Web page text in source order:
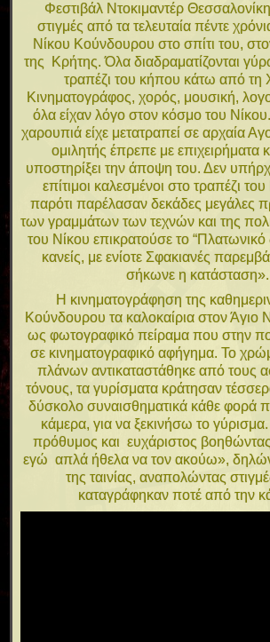
Φεστιβάλ Ντοκιμαντέρ
στιγμές από τα τελευταία πέντε
Νίκου Κούνδουρου στο σπίτι του,
της Κρήτης. Όλα διαδραματίζονται
τραπέζι του κήπου κάτω από τη
Κινηματογράφος, χορός, μουσική,
όλα είχαν λόγο στον κόσμο του
χαρουπιά είχε μετατραπεί σε αρχαία
ομιλητής έπρεπε με επιχειρήματα
υποστηρίξει την άποψη του. Δεν
επίτιμοι καλεσμένοι στο τραπέζι
παρότι παρέλασαν δεκάδες μεγάλες
των γραμμάτων των τεχνών και της
του Νίκου επικρατούσε το “Πλατωνικό
κανείς, με ενίοτε Σφακιανές
σήκωνε η κατάσταση».
Η κινηματογράφηση της
Κούνδουρου τα καλοκαίρια στον Άγιο
ως φωτογραφικό πείραμα που στην
σε κινηματογραφικό αφήγημα. Το
πλάνων αντικαταστάθηκε από τους
τόνους, τα γυρίσματα κράτησαν
δύσκολο συναισθηματικά κάθε φορά
κάμερα, για να ξεκινήσω το
πρόθυμος και ευχάριστος
εγώ απλά ήθελα να τον ακούω»,
της ταινίας, αναπολώντας
καταγράφηκαν ποτέ από την